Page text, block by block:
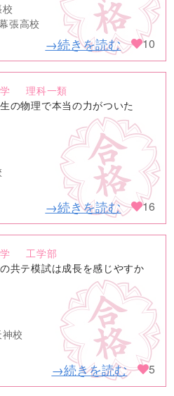
張高校
→続きを読む 10
理科一類
の物理で本当の力がついた
→続きを読む 16
工学部
共テ模試は成長を感じやすか
校
→続きを読む 5